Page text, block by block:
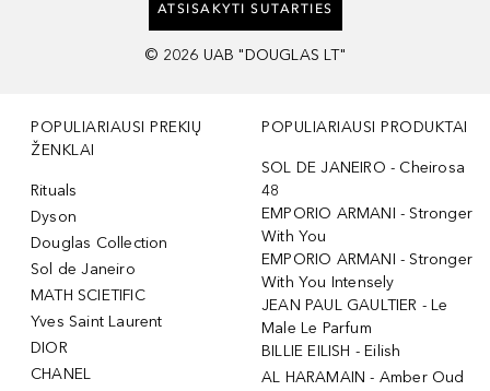
ATSISAKYTI SUTARTIES
© 2026 UAB "DOUGLAS LT"
POPULIARIAUSI PREKIŲ
ŽENKLAI
Rituals
Dyson
Douglas Collection
Sol de Janeiro
MATH SCIETIFIC
Yves Saint Laurent
DIOR
CHANEL
POPULIARIAUSI PRODUKTAI
SOL DE JANEIRO - Cheirosa
48
EMPORIO ARMANI - Stronger
With You
EMPORIO ARMANI - Stronger
With You Intensely
JEAN PAUL GAULTIER - Le
Male Le Parfum
BILLIE EILISH - Eilish
AL HARAMAIN - Amber Oud